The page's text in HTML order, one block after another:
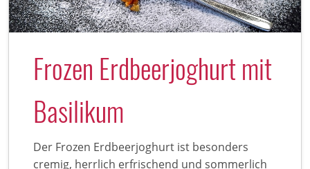
Frozen Erdbeerjoghurt mit
Basilikum
Der Frozen Erdbeerjoghurt ist besonders
cremig, herrlich erfrischend und sommerlich